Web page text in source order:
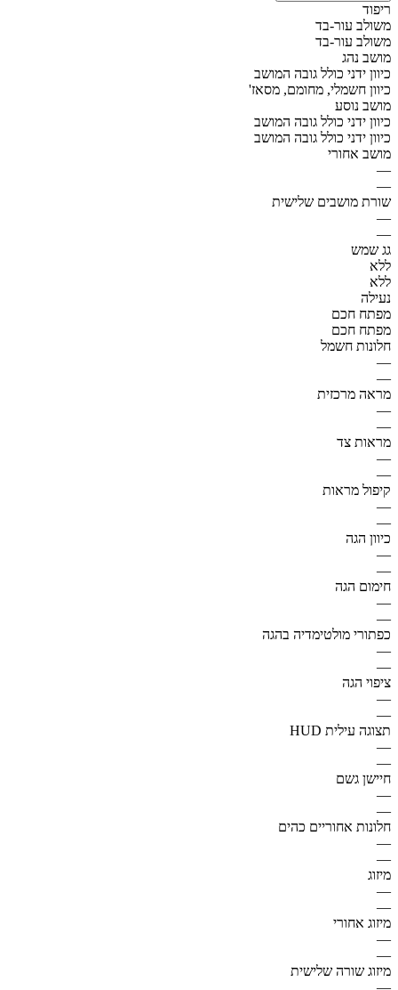
ריפוד
משולב עור-בד
משולב עור-בד
מושב נהג
כיוון ידני כולל גובה המושב
כיוון חשמלי, מחומם, מסאז'
מושב נוסע
כיוון ידני כולל גובה המושב
כיוון ידני כולל גובה המושב
מושב אחורי
—
—
שורת מושבים שלישית
—
—
גג שמש
ללא
ללא
נעילה
מפתח חכם
מפתח חכם
חלונות חשמל
—
—
מראה מרכזית
—
—
מראות צד
—
—
קיפול מראות
—
—
כיוון הגה
—
—
חימום הגה
—
—
כפתורי מולטימדיה בהגה
—
—
ציפוי הגה
—
—
תצוגה עילית HUD
—
—
חיישן גשם
—
—
חלונות אחוריים כהים
—
—
מיזוג
—
—
מיזוג אחורי
—
—
מיזוג שורה שלישית
—